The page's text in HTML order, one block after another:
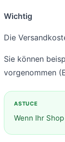
Wichtig
Die
Sie können
vorgenommen
Wenn Ihr